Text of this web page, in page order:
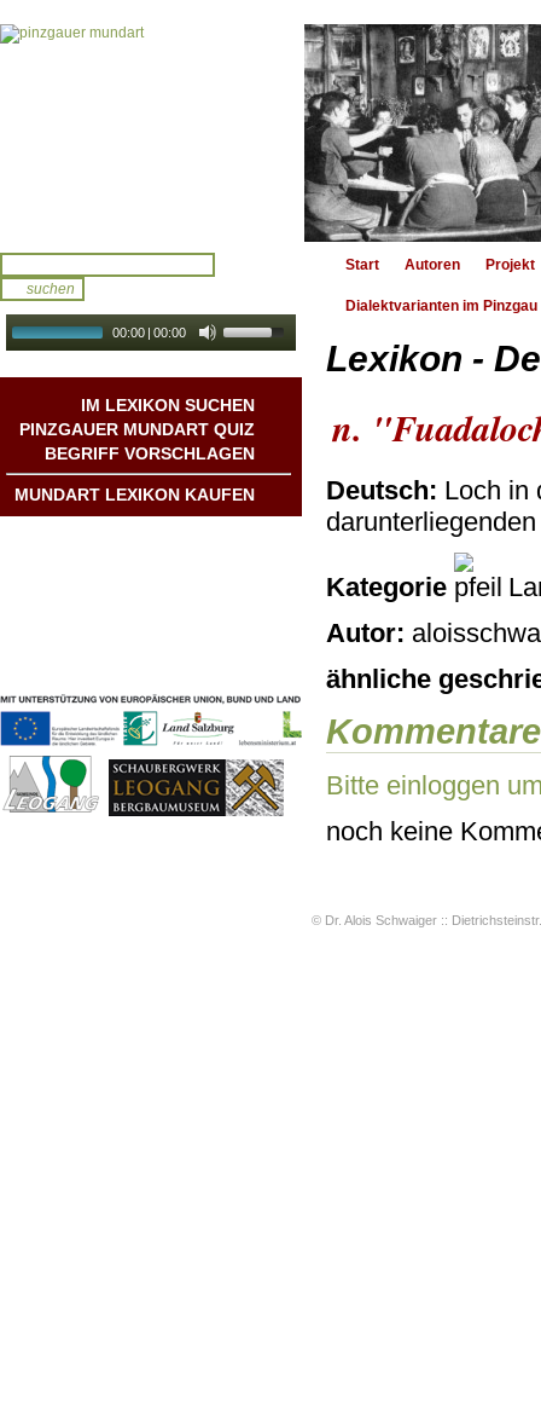
00:00 | 00:00
IM LEXIKON SUCHEN
PINZGAUER MUNDART QUIZ
BEGRIFF VORSCHLAGEN
MUNDART LEXIKON KAUFEN
Start Autoren Projekt
Dialektvarianten im Pinzgau
Lexikon -
n.
Deutsch: Loch in
Kategorie
Autor:
ähnliche
Kommentare
Bitte einloggen
noch keine
© Dr. Alois Schwaiger ::